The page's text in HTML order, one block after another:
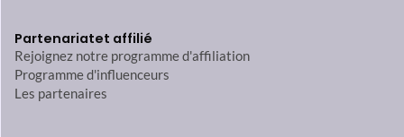
Partenariatet affilié
Rejoignez notre programme d'affiliation
Programme d'influenceurs
Les partenaires